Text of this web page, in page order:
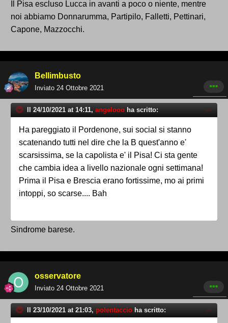
Il Pisa escluso Lucca in avanti a poco o niente, mentre
noi abbiamo Donnarumma, Partipilo, Falletti, Pettinari,
Capone, Mazzocchi.
Bellimbusto
Inviato 24 Ottobre 2021
Il 24/10/2021 at 14:11, angelooo ha scritto:
Ha pareggiato il Pordenone, sui social si stanno
scatenando tutti nel dire che la B quest'anno e'
scarsissima, se la capolista e' il Pisa! Ci sta gente
che cambia idea a livello nazionale ogni settimana!
Prima il Pisa e Brescia erano fortissime, mo ai primi
intoppi, so scarse.... Bah
Sindrome barese.
osservatore
Inviato 24 Ottobre 2021
Il 23/10/2021 at 21:03, polentaccio ha scritto: